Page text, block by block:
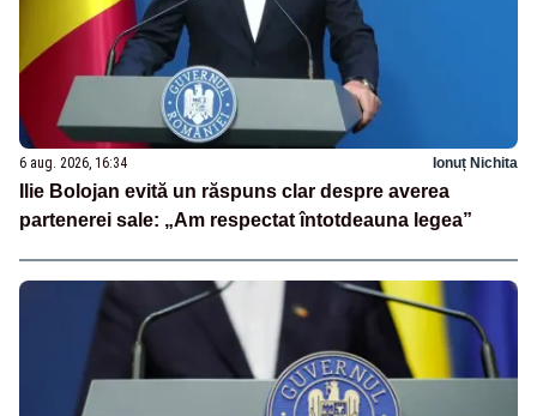
6 aug. 2026, 16:34 Ionuț Nichita
Ilie Bolojan evită un răspuns clar despre averea
partenerei sale: „Am respectat întotdeauna legea”